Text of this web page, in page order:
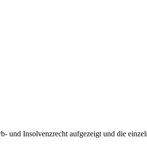
und Insolvenzrecht aufgezeigt und die